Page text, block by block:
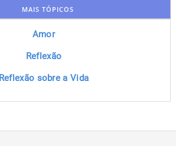
MAIS TÓPICOS
Amor
Reflexão
Reflexão sobre a Vida